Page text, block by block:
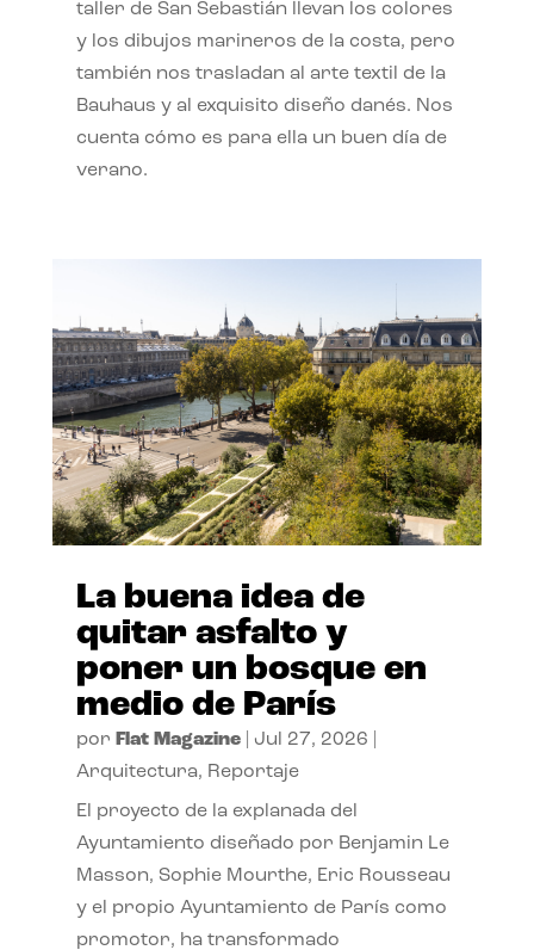
taller de San Sebastián llevan los colores
y los dibujos marineros de la costa, pero
también nos trasladan al arte textil de la
Bauhaus y al exquisito diseño danés. Nos
cuenta cómo es para ella un buen día de
verano.
La buena idea de
quitar asfalto y
poner un bosque en
medio de París
por Flat Magazine| Jul 27, 2026
Arquitectura, Reportaje
El proyecto de la explanada del
Ayuntamiento diseñado por Benjamin Le
Masson, Sophie Mourthe, Eric Rousseau
y el propio Ayuntamiento de París como
promotor, ha transformado